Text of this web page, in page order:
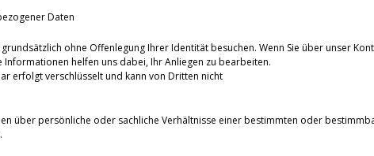
Daten
grundsätzlich ohne Offenlegung Ihrer Identität besuchen. Wenn Sie über unser
helfen uns dabei, Ihr Anliegen zu bearbeiten.
erfolgt verschlüsselt und kann von Dritten nicht
über persönliche oder sachliche Verhältnisse einer bestimmten oder